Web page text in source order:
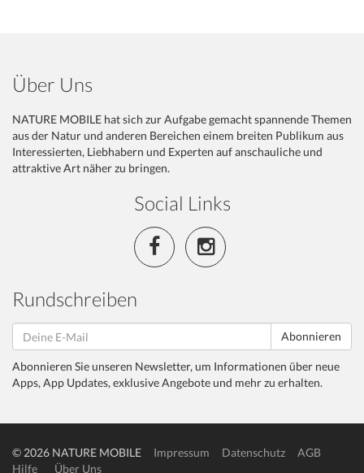
Über Uns
NATURE MOBILE hat sich zur Aufgabe gemacht spannende Themen
aus der Natur und anderen Bereichen einem breiten Publikum aus
Interessierten, Liebhabern und Experten auf anschauliche und
attraktive Art näher zu bringen.
Social Links
Rundschreiben
Abonnieren
Abonnieren Sie unseren Newsletter, um Informationen über neue
Apps, App Updates, exklusive Angebote und mehr zu erhalten.
© 2026 NATURE MOBILE Impressum Datenschutz
AGB
Hilfe
Über Uns